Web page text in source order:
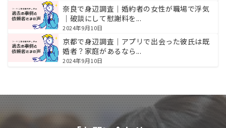
奈良で身辺調査｜婚約者の女性が職場で浮気
｜破談にして慰謝料を...
2024年9月10日
京都で身辺調査｜アプリで出会った彼氏は既
婚者？家庭があるなら...
2024年9月10日